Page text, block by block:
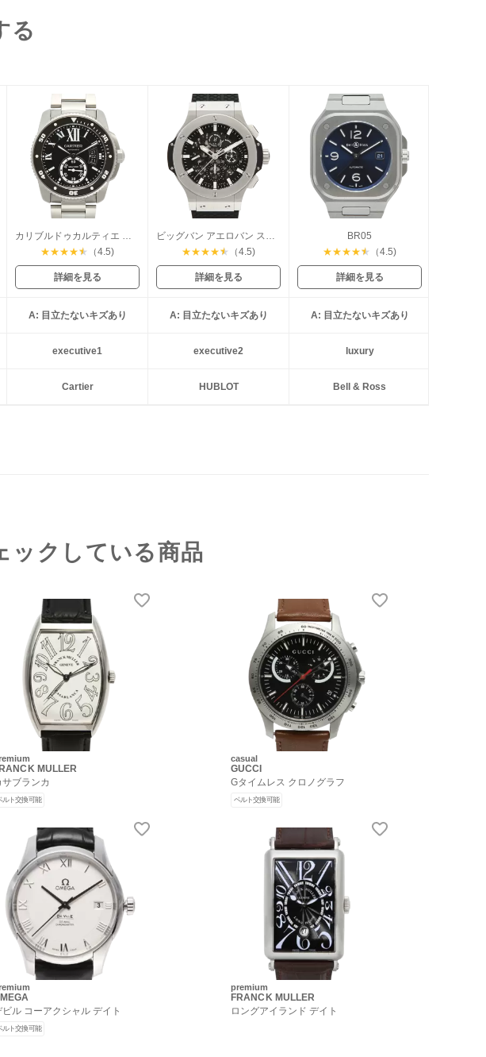
る
カリブルドゥカルティエ ダイバー
★★★★★ （4.5)
詳細を見る
ビッグバン アエロバン スティール
★★★★★ （4.5)
詳細を見る
BR05
★★★★★ （4.5)
詳細を見る
A: 目立たないキズあり A: 目立たないキズあり A: 目立たないキズあり
executive1 executive2 luxury
Cartier HUBLOT Bell & Ross
ックしている商品
MULLER
サブランカ
ルト交換可能
casual
GUCCI
Gタイムレス クロノグラフ
ベルト交換可能
ビル コーアクシャル デイト
ルト交換可能
premium
FRANCK MULLER
ロングアイランド デイト